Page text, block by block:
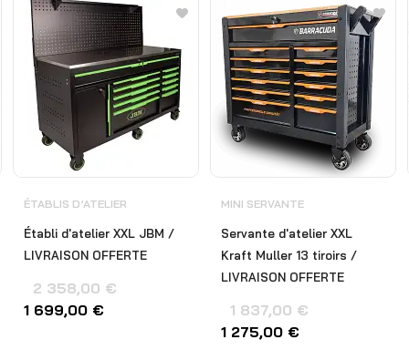
ÉTABLIS D’ATELIER
Établi d'atelier XXL JBM /
LIVRAISON OFFERTE
2 358,00 €
1 699,00 €
MINI SERVANTE
Servante d'atelier XXL
Kraft Muller 13 tiroirs /
LIVRAISON OFFERTE
1 837,00 €
1 275,00 €